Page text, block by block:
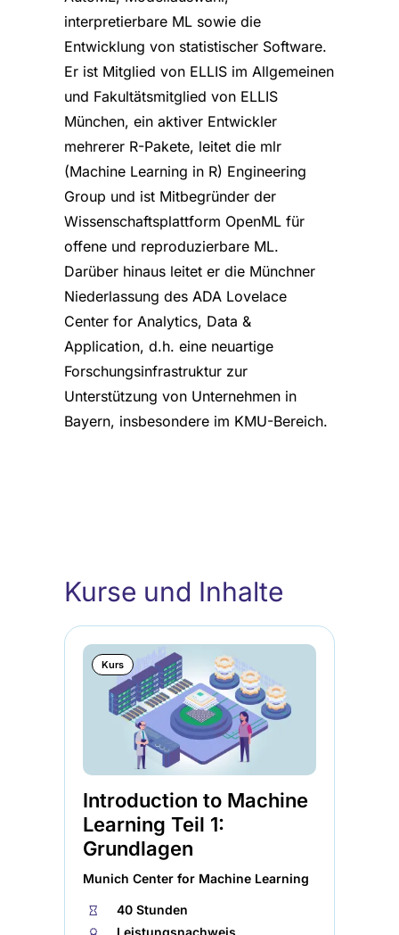
interpretierbare ML sowie die
Entwicklung von statistischer Software.
Er ist Mitglied von ELLIS im Allgemeinen
und Fakultätsmitglied von ELLIS
München, ein aktiver Entwickler
mehrerer R-Pakete, leitet die mlr
(Machine Learning in R) Engineering
Group und ist Mitbegründer der
Wissenschaftsplattform OpenML für
offene und reproduzierbare ML.
Darüber hinaus leitet er die Münchner
Niederlassung des ADA Lovelace
Center for Analytics, Data &
Application, d.h. eine neuartige
Forschungsinfrastruktur zur
Unterstützung von Unternehmen in
Bayern, insbesondere im KMU-Bereich.
Kurse und Inhalte
Kurs
Introduction to Machine
Learning Teil 1:
Grundlagen
Munich Center for Machine Learning
⏱
40 Stunden
🏅︎
Leistungsnachweis